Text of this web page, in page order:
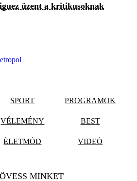
üzent a kritikusoknak
SPORT PROGRAMOK
VÉLEMÉNY BEST
ÉLETMÓD VIDEÓ
MINKET